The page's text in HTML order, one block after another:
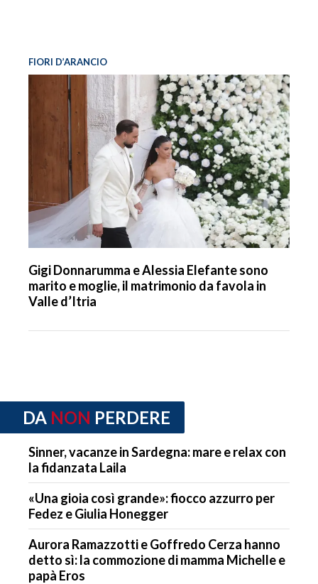
FIORI D’ARANCIO
Gigi Donnarumma e Alessia Elefante sono
marito e moglie, il matrimonio da favola in
Valle d’Itria
DA NON PERDERE
Sinner, vacanze in Sardegna: mare e relax con
la fidanzata Laila
«Una gioia così grande»: fiocco azzurro per
Fedez e Giulia Honegger
Aurora Ramazzotti e Goffredo Cerza hanno
detto sì: la commozione di mamma Michelle e
papà Eros